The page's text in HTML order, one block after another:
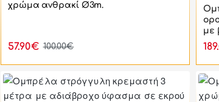
χρώμα ανθρακί Ø3m.
57.90€ 100.00€
με